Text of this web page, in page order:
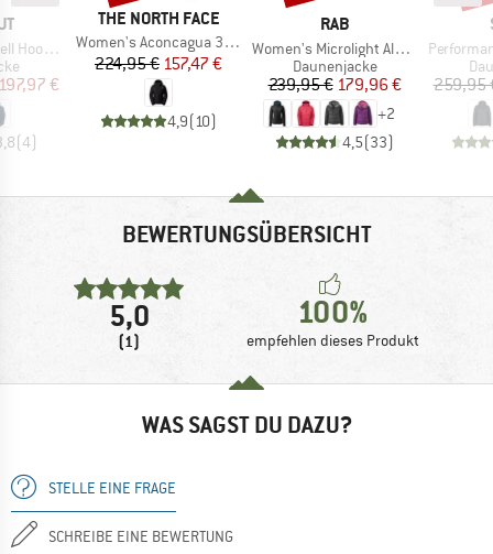
Jacket
Preis
€
(4)
MARKE
THE NORTH FACE
Artikel
Women's Aconcagua 3 Hoodie
Preis
224,95 €reduzierter Preis
157,47 €
4,9(10)
MARKE
RAB
Artikel
Women's Microlight Alpine Jacket
Produktgruppe
Daunenjacke
Preis
239,95 €reduzierter Preis
179,96 €
+2
4,5(33)
Artikel
PerformanceDown
259,95
BEWERTUNGSÜBERSICHT
5,0
(1)
100%
empfehlen dieses Produkt
WAS SAGST DU DAZU?
STELLE EINE FRAGE
SCHREIBE EINE BEWERTUNG